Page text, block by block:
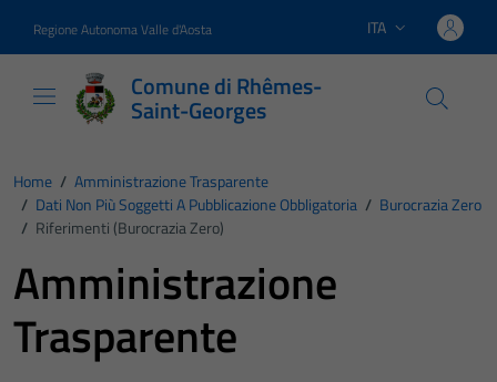
Regione Autonoma Valle d'Aosta Lingua attiva:
ITA
Comune di Rhêmes-
Saint-Georges
Home / Amministrazione Trasparente
/ Dati Non Più Soggetti A Pubblicazione Obbligatoria / Burocrazia Zero
/ Riferimenti (Burocrazia Zero)
Amministrazione
Trasparente